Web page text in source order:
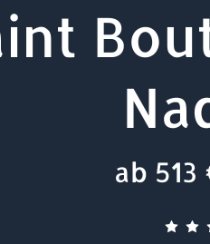
ab 513